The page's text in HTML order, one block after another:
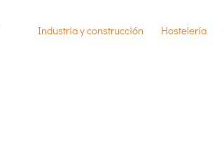
Industria y construcción Hostelería